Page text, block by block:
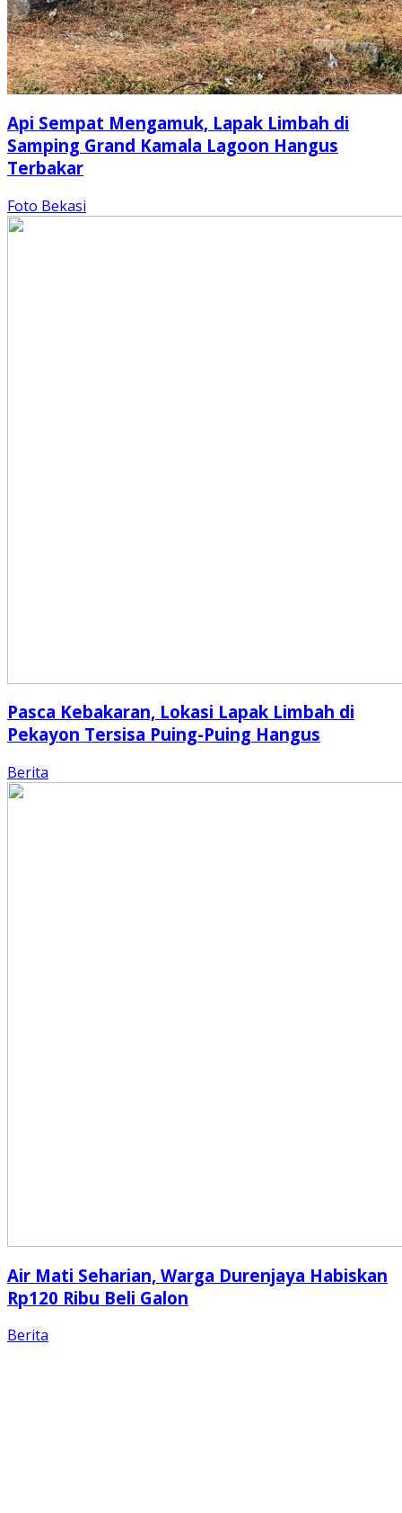
Api Sempat Mengamuk, Lapak Limbah di
Samping Grand Kamala Lagoon Hangus
Terbakar
Foto Bekasi
Pasca Kebakaran, Lokasi Lapak Limbah di
Pekayon Tersisa Puing-Puing Hangus
Berita
Air Mati Seharian, Warga Durenjaya Habiskan
Rp120 Ribu Beli Galon
Berita